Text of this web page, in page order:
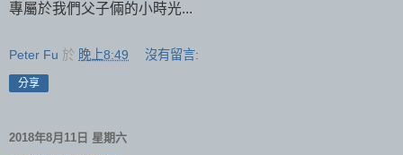
專屬於我們父子倆的小時光...
Peter Fu 於 晚上8:49 沒有留言:
分享
2018年8月11日 星期六